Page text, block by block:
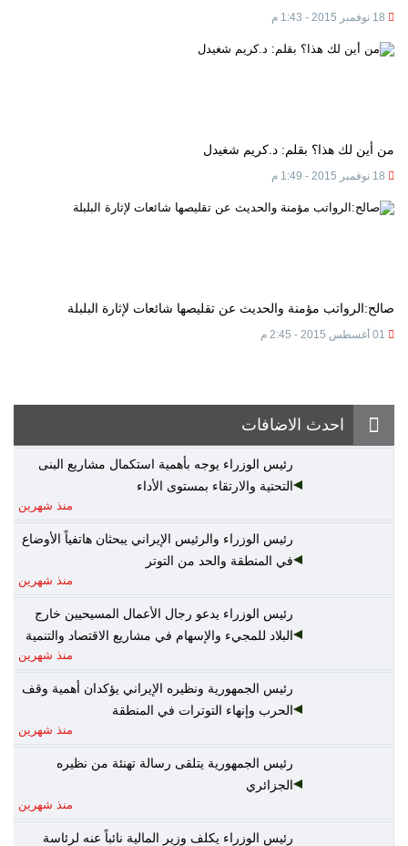
من أين لك هذا؟ بقلم: د.كريم شغيدل
صالح:الرواتب مؤمنة والحديث عن تقليصها شائعات لإثارة البلبلة
احدث الاضافات
رئيس الوزراء يوجه بأهمية استكمال مشاريع البنى
التحتية والارتقاء بمستوى الأداء
منذ شهرين
رئيس الوزراء والرئيس الإيراني يبحثان هاتفياً الأوضاع
في المنطقة والحد من التوتر
منذ شهرين
رئيس الوزراء يدعو رجال الأعمال المسيحيين خارج
البلاد للمجيء والإسهام في مشاريع الاقتصاد والتنمية
منذ شهرين
رئيس الجمهورية ونظيره الإيراني يؤكدان أهمية وقف
الحرب وإنهاء التوترات في المنطقة
منذ شهرين
رئيس الجمهورية يتلقى رسالة تهنئة من نظيره
الجزائري
منذ شهرين
رئيس الوزراء يكلف وزير المالية نائباً عنه لرئاسة